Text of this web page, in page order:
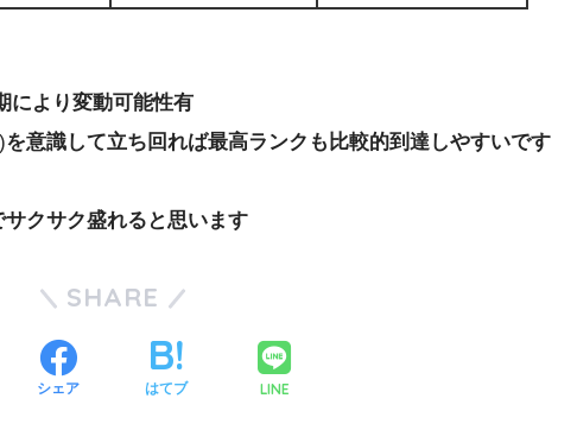
より変動可能性有
)を意識して立ち回れば最高ランクも比較的到達しやすいです
クサク盛れると思います
SHARE
シェア はてブ LINE